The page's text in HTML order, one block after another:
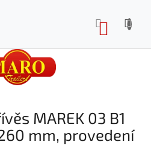
MAREK 03 B1
mm, provedení